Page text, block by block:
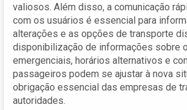
valiosos. Além disso, a comunicação
com os usuários é essencial para
alterações e as opções de transporte
disponibilização de informações sobre
emergenciais, horários alternativos e
passageiros podem se ajustar à nova
obrigação essencial das empresas de
autoridades.